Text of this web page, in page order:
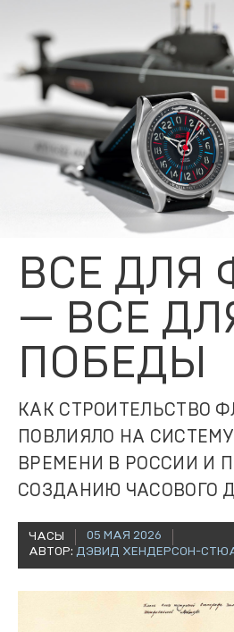
ВСЕ ДЛЯ
— ВСЕ
ПОБЕДЫ
КАК СТРОИТЕЛЬСТВО
ПОВЛИЯЛО НА
ВРЕМЕНИ В РОССИИ И
СОЗДАНИЮ ЧАСОВОГО
ЧАСЫ
05 МАЯ 2026
АВТОР: ДЭВИД ХЕНДЕРСОН-